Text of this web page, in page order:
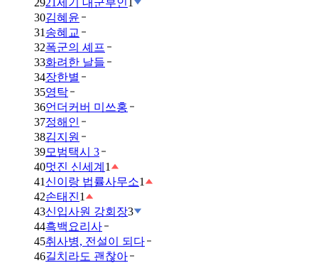
30김혜윤
31 송혜교
32폭군의 셰프
33화려한 날들
34장한별
35영탁
36언더커버 미쓰홍
37정해인
38김지원
39모범택시 3
40멋진 신세계 1
41 신이랑 법률사무소1
42손태진1
43신입사원 강회장3
44흑백요리사
45취사병, 전설이 되다
46길치라도 괜찮아